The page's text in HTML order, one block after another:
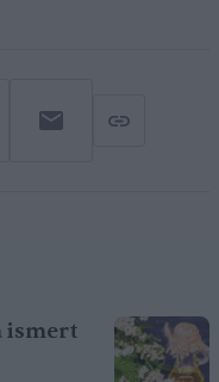
ismert